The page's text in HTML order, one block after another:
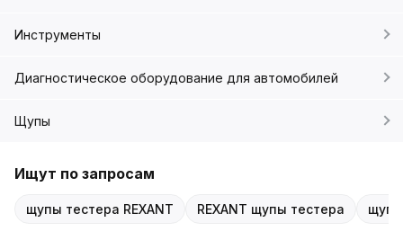
Инструменты
Диагностическое оборудование для автомобилей
Щупы
Ищут по запросам
щупы тестера REXANT REXANT щупы тестера щупы